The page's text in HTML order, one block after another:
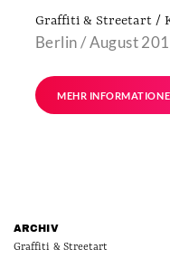
Graffiti & Streetart /
Berlin / August
MEHR
ARCHIV
Graffiti & Streetart